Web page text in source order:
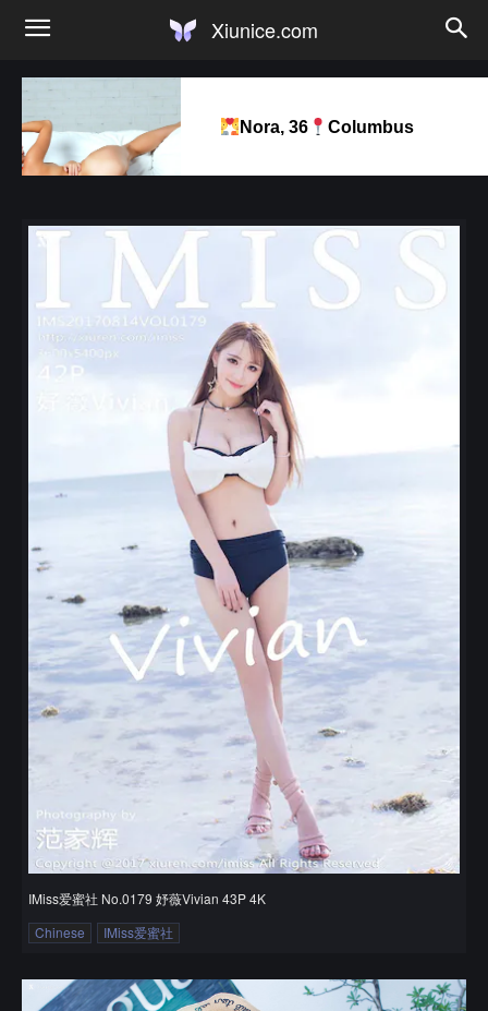
Xiunice.com
Nora, 36 Columbus
IMiss爱蜜社 No.0179 妤薇Vivian 43P 4K
Chinese
IMiss爱蜜社